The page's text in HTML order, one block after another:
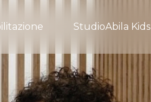
StudioAbila Kids